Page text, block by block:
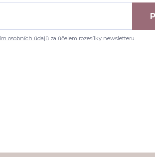
osobních údajůza účelem rozesílky newsletteru.